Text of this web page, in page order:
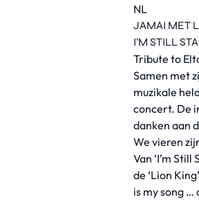
NL
JAMAI MET
I’M STILL
Tribute to
Samen met
muzikale
concert. De
danken aan
We vieren
Van ‘I’m Still
de ‘Lion
is my song …